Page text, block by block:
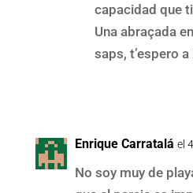
capacidad que
Una abraçada
saps, t’espero a
Enrique Carratalá el
No soy muy de